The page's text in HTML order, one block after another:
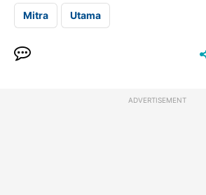
Mitra Utama
ADVERTISEMENT